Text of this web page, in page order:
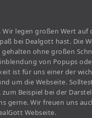
legen großen Wert auf
bei Dealgott hast. Die
ohne großen
von Popups
ist für uns einer der
um die Webseite.
Beispiel bei der
gerne. Wir freuen uns
Webseite.